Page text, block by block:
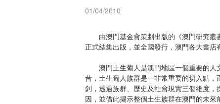
01/04/2010
由澳門基金會策劃出版的《澳門研究叢
正式結集出版，並全國發行，澳門各大書店
澳門土生葡人是澳門地區一個重要的人
昔，土生葡人族群是一非常重要的切入點
釗，透過族群、歷史及社會現實三個維度
因，並借此揭示整個土生族群在澳門的未來